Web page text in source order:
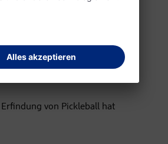
von Pickleball hat